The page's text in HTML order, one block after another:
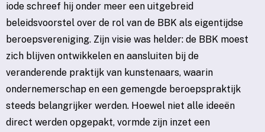
iode schreef hij onder meer een uitgebreid
beleidsvoorstel over de rol van de BBK als eigentijdse
beroepsvereniging. Zijn visie was helder: de BBK moest
zich blijven ontwikkelen en aansluiten bij de
veranderende praktijk van kunstenaars, waarin
ondernemerschap en een gemengde beroepspraktijk
steeds belangrijker werden. Hoewel niet alle ideeën
direct werden opgepakt, vormde zijn inzet een